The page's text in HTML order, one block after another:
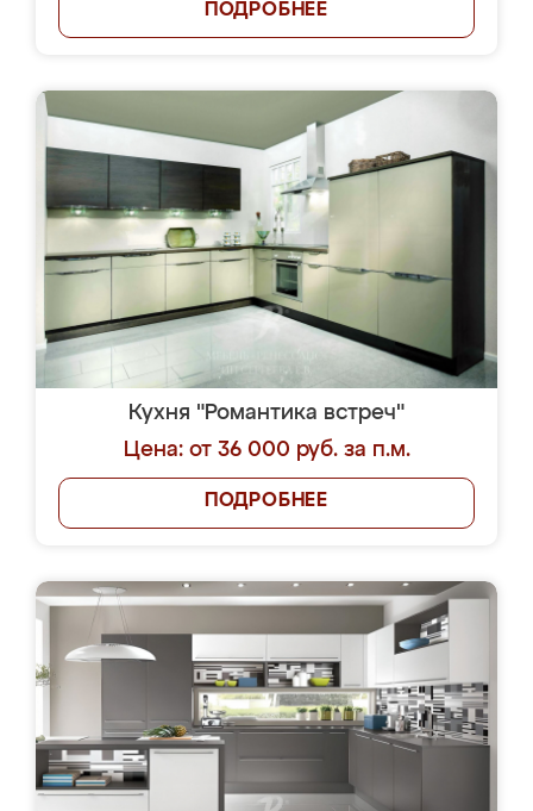
ПОДРОБНЕЕ
Кухня "Романтика встреч"
Цена: от 36 000 руб. за п.м.
ПОДРОБНЕЕ